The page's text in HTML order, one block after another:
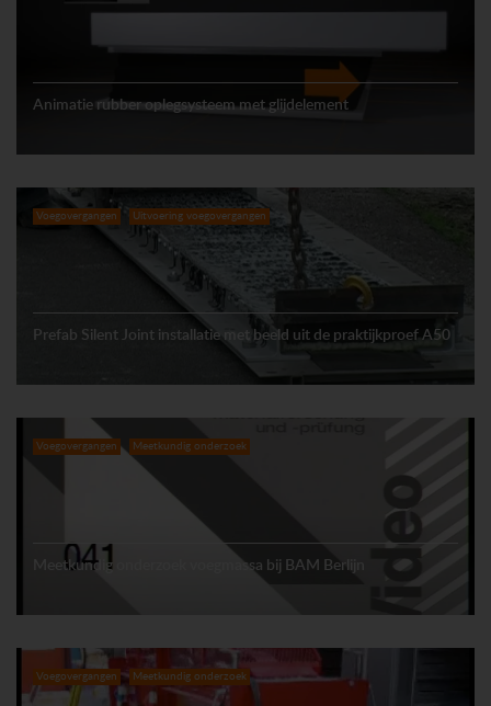
Animatie rubber oplegsysteem met glijdelement
Voegovergangen Uitvoering voegovergangen
Prefab Silent Joint installatie met beeld uit de praktijkproef A50
Voegovergangen Meetkundig onderzoek
Meetkundig onderzoek voegmassa bij BAM Berlijn
Voegovergangen Meetkundig onderzoek